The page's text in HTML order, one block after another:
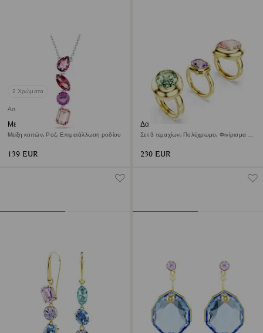
2 Χρώματα
Αποκλειστικά προϊόντα online
Μενταγιόν Gema
Μείξη κοπών, Ροζ, Επιμετάλλωση ροδίου
139 EUR
Δαχτυλίδι με σχέδιο Gema
Σετ 3 τεμαχίων, Πολύχρωμο, Φινίρισμα με
230 EUR